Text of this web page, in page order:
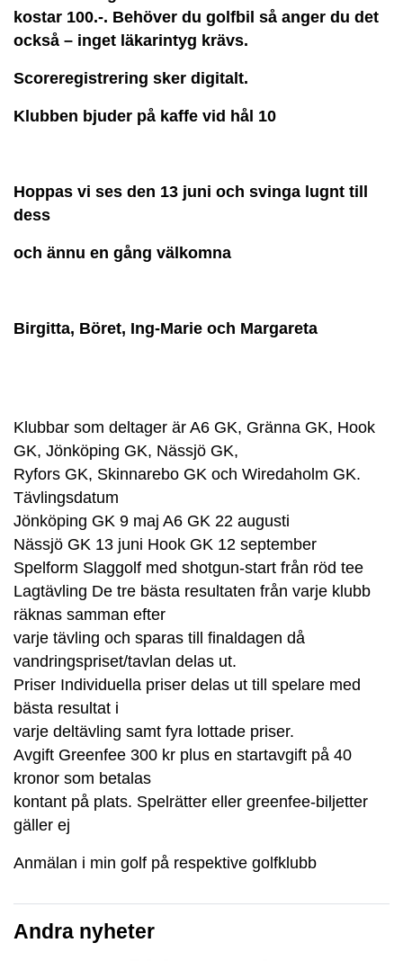
kostar 100.-. Behöver du golfbil så anger du det
också – inget läkarintyg krävs.
Scoreregistrering sker digitalt.
Klubben bjuder på kaffe vid hål 10
Hoppas vi ses den 13 juni och svinga lugnt till
dess
och ännu en gång välkomna
Birgitta, Böret, Ing-Marie och Margareta
Klubbar som deltager är A6 GK, Gränna GK, Hook
GK, Jönköping GK, Nässjö GK,
Ryfors GK, Skinnarebo GK och Wiredaholm GK.
Tävlingsdatum
Jönköping GK 9 maj A6 GK 22 augusti
Nässjö GK 13 juni Hook GK 12 september
Spelform Slaggolf med shotgun-start från röd tee
Lagtävling De tre bästa resultaten från varje klubb
räknas samman efter
varje tävling och sparas till finaldagen då
vandringspriset/tavlan delas ut.
Priser Individuella priser delas ut till spelare med
bästa resultat i
varje deltävling samt fyra lottade priser.
Avgift Greenfee 300 kr plus en startavgift på 40
kronor som betalas
kontant på plats. Spelrätter eller greenfee-biljetter
gäller ej
Anmälan i min golf på respektive golfklubb
Andra nyheter